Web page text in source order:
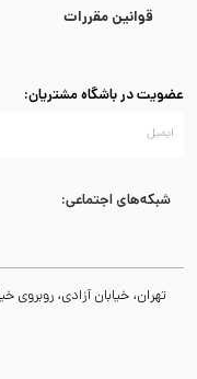
قوانین مقررات
عضویت در باشگاه مشتریان:
شبکه‌های اجتماعی: